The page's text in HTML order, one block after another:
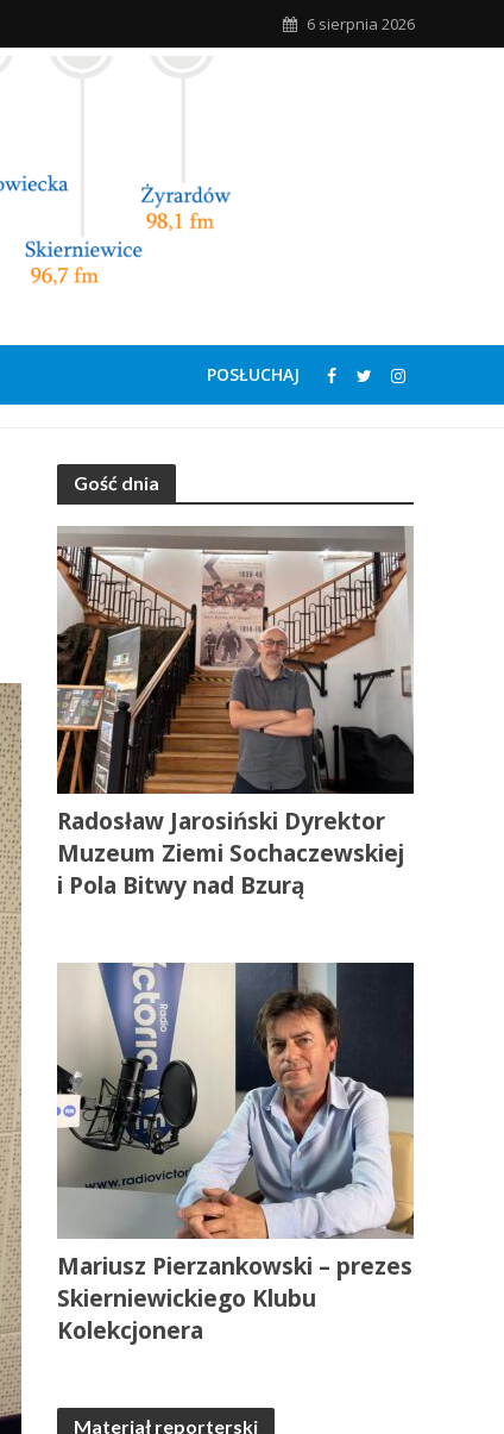
6 sierpnia 2026
POSŁUCHAJ
Gość dnia
Radosław Jarosiński Dyrektor
Muzeum Ziemi Sochaczewskiej
i Pola Bitwy nad Bzurą
Mariusz Pierzankowski – prezes
Skierniewickiego Klubu
Kolekcjonera
Materiał reporterski